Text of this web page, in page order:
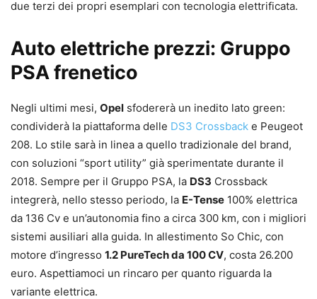
due terzi dei propri esemplari con tecnologia elettrificata.
Auto elettriche prezzi: Gruppo
PSA frenetico
Negli ultimi mesi, Opel sfodererà un inedito lato green:
condividerà la piattaforma delle DS3 Crossback e Peugeot
208. Lo stile sarà in linea a quello tradizionale del brand,
con soluzioni “sport utility” già sperimentate durante il
2018. Sempre per il Gruppo PSA, la DS3 Crossback
integrerà, nello stesso periodo, la E-Tense 100% elettrica
da 136 Cv e un’autonomia fino a circa 300 km, con i migliori
sistemi ausiliari alla guida. In allestimento So Chic, con
motore d’ingresso 1.2 PureTech da 100 CV, costa 26.200
euro. Aspettiamoci un rincaro per quanto riguarda la
variante elettrica.